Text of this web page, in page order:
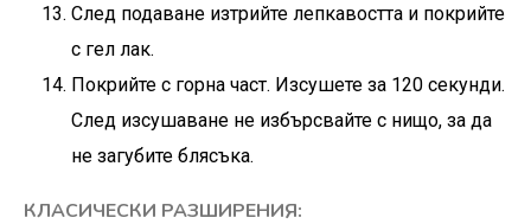
След подаване изтрийте лепкавостта и покрийте
с гел лак.
Покрийте с горна част. Изсушете за 120 секунди.
След изсушаване не избърсвайте с нищо, за да
не загубите блясъка.
КЛАСИЧЕСКИ РАЗШИРЕНИЯ: